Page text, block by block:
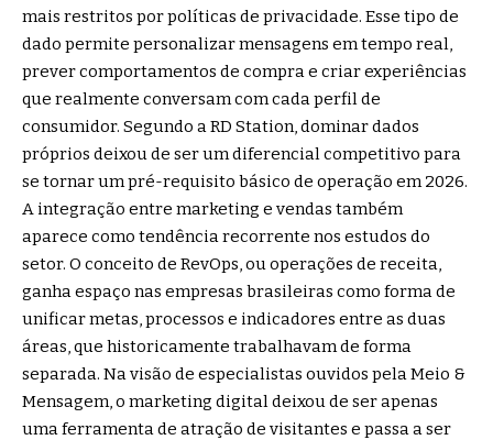
mais restritos por políticas de privacidade. Esse tipo de
dado permite personalizar mensagens em tempo real,
prever comportamentos de compra e criar experiências
que realmente conversam com cada perfil de
consumidor. Segundo a RD Station, dominar dados
próprios deixou de ser um diferencial competitivo para
se tornar um pré-requisito básico de operação em 2026.
A integração entre marketing e vendas também
aparece como tendência recorrente nos estudos do
setor. O conceito de RevOps, ou operações de receita,
ganha espaço nas empresas brasileiras como forma de
unificar metas, processos e indicadores entre as duas
áreas, que historicamente trabalhavam de forma
separada. Na visão de especialistas ouvidos pela Meio &
Mensagem, o marketing digital deixou de ser apenas
uma ferramenta de atração de visitantes e passa a ser